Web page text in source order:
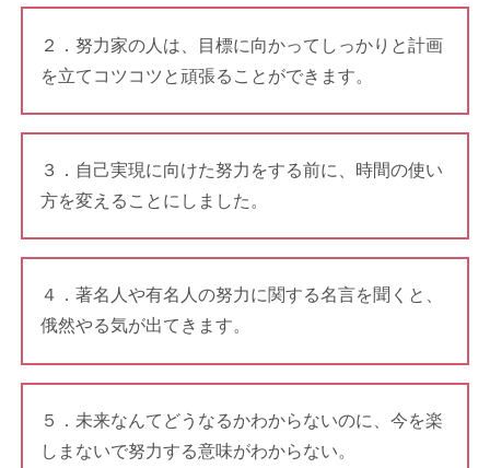
２．努力家の人は、目標に向かってしっかりと計画
を立てコツコツと頑張ることができます。
３．自己実現に向けた努力をする前に、時間の使い
方を変えることにしました。
４．著名人や有名人の努力に関する名言を聞くと、
俄然やる気が出てきます。
５．未来なんてどうなるかわからないのに、今を楽
しまないで努力する意味がわからない。